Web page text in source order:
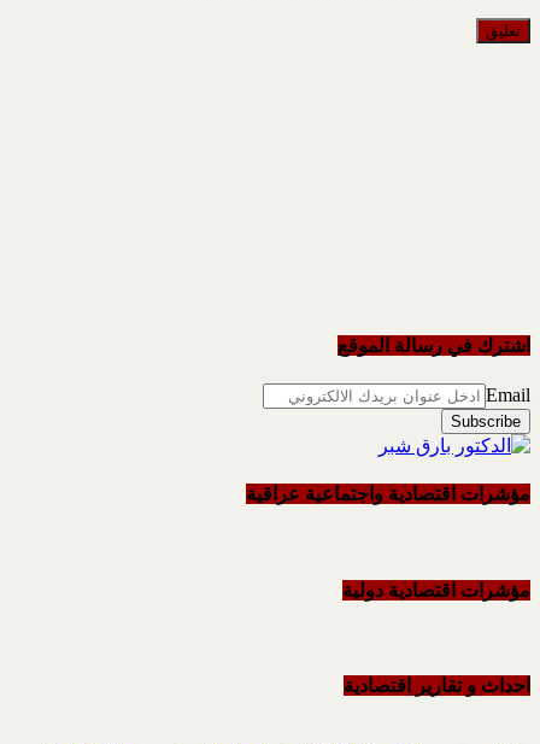
اشترك في رسالة الموقع
Email
مؤشرات اقتصادية واجتماعية عراقية
مؤشرات اقتصادية دولية
احداث و تقاریر اقتصادیة